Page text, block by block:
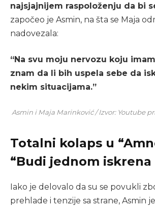
najsjajnijem raspoloženju da bi
započeo je Asmin, na šta se Maja
nadovezala:
“Na svu moju nervozu koju
znam da li bih uspela sebe da
nekim situacijama.”
Asmin i Maja Marinković / Izvor: Youtube
Totalni kolaps u
“Budi jednom iskrena
Iako je delovalo da su se povukli
prehlade i tenzije sa strane, Asmin